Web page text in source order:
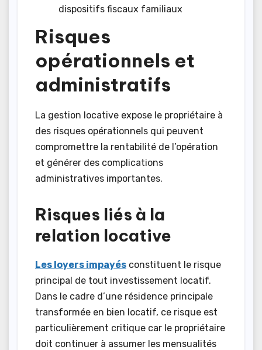
dispositifs fiscaux familiaux
Risques
opérationnels et
administratifs
La gestion locative expose le propriétaire à
des risques opérationnels qui peuvent
compromettre la rentabilité de l’opération
et générer des complications
administratives importantes.
Risques liés à la
relation locative
Les loyers impayés constituent le risque
principal de tout investissement locatif.
Dans le cadre d’une résidence principale
transformée en bien locatif, ce risque est
particulièrement critique car le propriétaire
doit continuer à assumer les mensualités